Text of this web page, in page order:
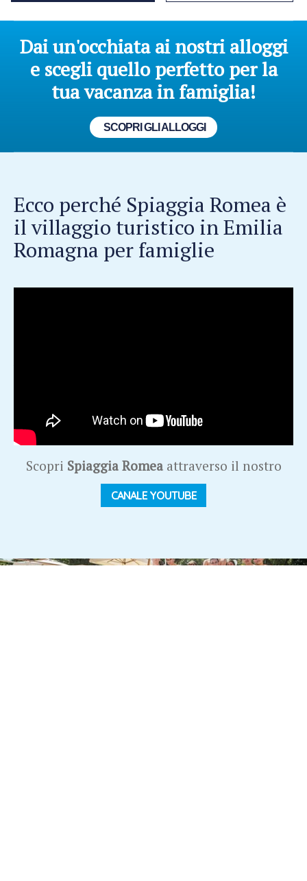
Dai un'occhiata ai nostri alloggi
e scegli quello perfetto per la
tua vacanza in famiglia!
SCOPRI GLI ALLOGGI
Ecco perché Spiaggia Romea è
il villaggio turistico in Emilia
Romagna per famiglie
Scopri Spiaggia Romeaattraverso il nostro
CANALE YOUTUBE